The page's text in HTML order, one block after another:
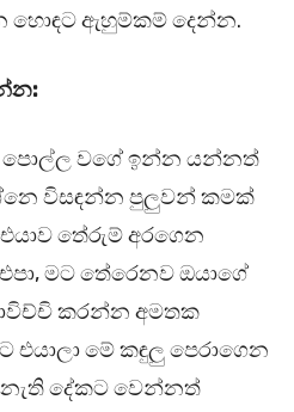
හොඳට ඇහුම්කම් දෙන්න.
පොල්ල වගේ ඉන්න යන්නත්
විසඳන්න පුලුවන් කමක්
තේරුම් අරගෙන
මට තේරෙනව ඔයාගේ
කරන්න අමතක
මේ කඳුලු පෙරාගෙන
දේකට වෙන්නත්